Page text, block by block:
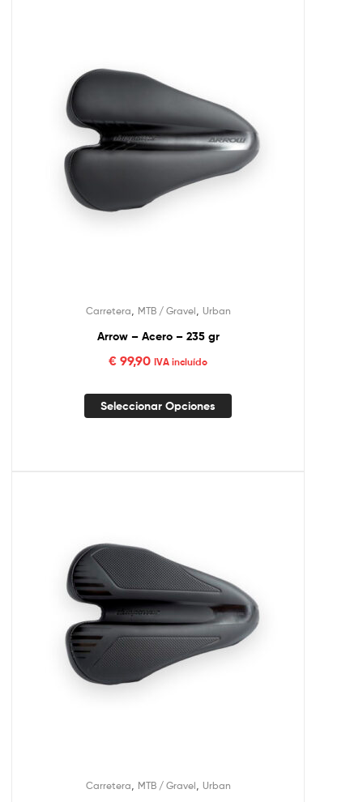
Carretera MTB / Gravel Urban
Arrow – Acero – 235 gr
€ 99,90 IVA incluído
Seleccionar Opciones
Carretera MTB / Gravel Urban